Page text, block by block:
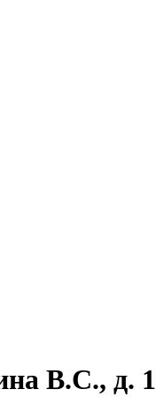
В.С., д.